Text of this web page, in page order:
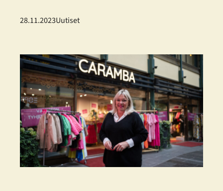
28.11.2023Uutiset